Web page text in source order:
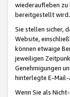
wiederaufleben zu
bereitgestellt wird.
Sie stellen sicher,
Website,
können etwaige
jeweiligen
Genehmigungen
hinterlegte E-Mail-
Wenn Sie als